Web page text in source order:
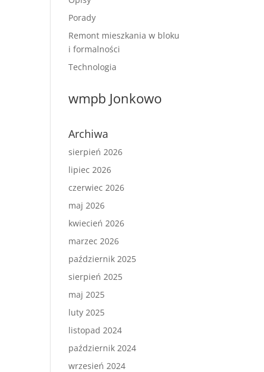
Porady
Remont mieszkania w bloku
i formalności
Technologia
wmpb Jonkowo
Archiwa
sierpień 2026
lipiec 2026
czerwiec 2026
maj 2026
kwiecień 2026
marzec 2026
październik 2025
sierpień 2025
maj 2025
luty 2025
listopad 2024
październik 2024
wrzesień 2024